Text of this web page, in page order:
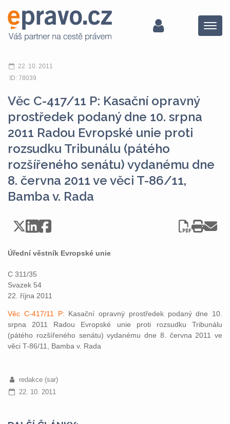
Menu
22. 10. 2011
ID: 78039
Věc C-417/11 P: Kasační opravný
prostředek podaný dne 10. srpna
2011 Radou Evropské unie proti
rozsudku Tribunálu (pátého
rozšířeného senátu) vydanému dne
8. června 2011 ve věci T-86/11,
Bamba v. Rada
Úřední věstník Evropské unie
C 311/35
Svazek 54
22. října 2011
Věc C-417/11 P: Kasační opravný prostředek podaný dne 10.
srpna 2011 Radou Evropské unie proti rozsudku Tribunálu
(pátého rozšířeného senátu) vydanému dne 8. června 2011 ve
věci T-86/11, Bamba v. Rada
redakce (sar)
22. 10. 2011